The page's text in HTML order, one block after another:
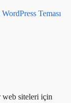
web siteleri için